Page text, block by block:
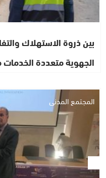
بين ذروة الاستهلاك
الجهوية متعددة
المجتمع المدني